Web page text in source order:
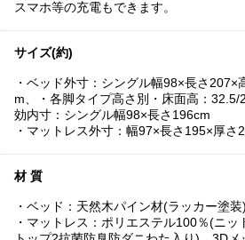
スマホ等の充電もできます。
サイズ(約)
・ベッド外寸：シングル幅98×長さ
m、・各脚タイプ高さ別・床面高：
効内寸：シングル幅98×長さ196cm
・マットレス外寸：幅97×長さ195×厚さ
材 質
・ベッド：天然木パイン材(ラッカー塗
・マットレス：ポリエステル100％(ニッ